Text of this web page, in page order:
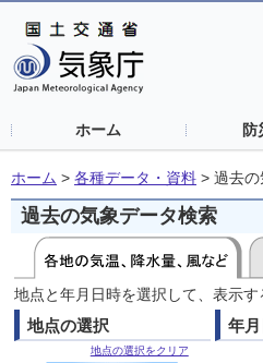
ホーム 防
ホーム > 各種データ・資料 > 過去
過去の気象データ検索
地点と年月日時を選択して、表示
地点の選択
地点の選択をクリア
年